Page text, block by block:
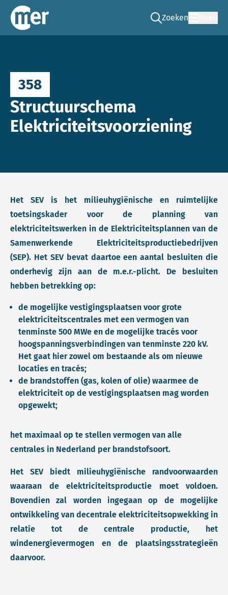
Commissie mer
Zoeken
Ga naar de zoek
358
Structuurschema
Elektriciteitsvoorziening
Het SEV is het milieuhygiënische en ruimtelijke
toetsingskader voor de planning van
elektriciteitswerken in de Elektriciteitsplannen van de
Samenwerkende Elektriciteitsproductiebedrijven
(SEP). Het SEV bevat daartoe een aantal besluiten die
onderhevig zijn aan de m.e.r.-plicht. De besluiten
hebben betrekking op:
de mogelijke vestigingsplaatsen voor grote
elektriciteitscentrales met een vermogen van
tenminste 500 MWe en de mogelijke tracés voor
hoogspanningsverbindingen van tenminste 220 kV.
Het gaat hier zowel om bestaande als om nieuwe
locaties en tracés;
de brandstoffen (gas, kolen of olie) waarmee de
elektriciteit op de vestigingsplaatsen mag worden
opgewekt;
het maximaal op te stellen vermogen van alle
centrales in Nederland per brandstofsoort.
Het SEV biedt milieuhygiënische randvoorwaarden
waaraan de elektriciteitsproductie moet voldoen.
Bovendien zal worden ingegaan op de mogelijke
ontwikkeling van decentrale elektriciteitsopwekking in
relatie tot de centrale productie, het
windenergievermogen en de plaatsingsstrategieën
daarvoor.